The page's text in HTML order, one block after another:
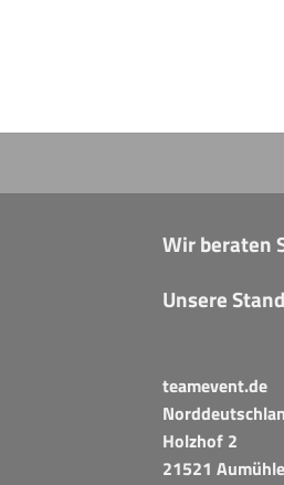
Wir beraten
Unsere
teamevent.de
Holzhof 2
21521 Aumühle